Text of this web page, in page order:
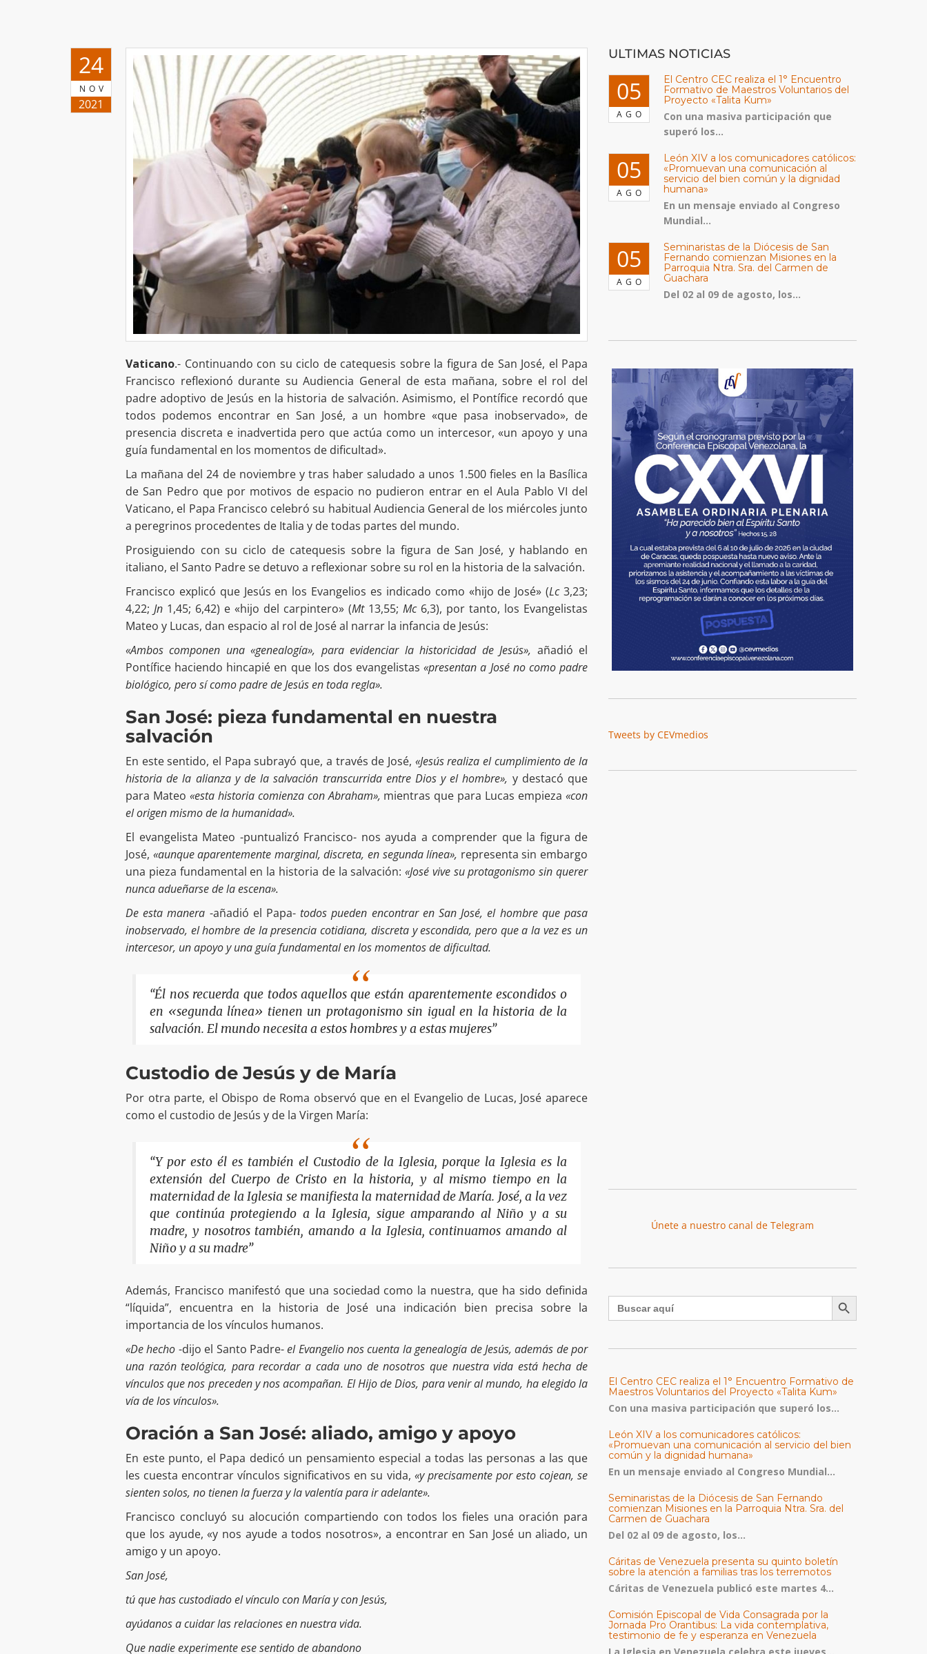
24
NOV
2021
Vaticano.- Continuando con su ciclo de catequesis sobre la figura de San José, el Papa
Francisco reflexionó durante su Audiencia General de esta mañana, sobre el rol del
padre adoptivo de Jesús en la historia de salvación. Asimismo, el Pontífice recordó que
todos podemos encontrar en San José, a un hombre «que pasa inobservado», de
presencia discreta e inadvertida pero que actúa como un intercesor, «un apoyo y una
guía fundamental en los momentos de dificultad».
La mañana del 24 de noviembre y tras haber saludado a unos 1.500 fieles en la Basílica
de San Pedro que por motivos de espacio no pudieron entrar en el Aula Pablo VI del
Vaticano, el Papa Francisco celebró su habitual Audiencia General de los miércoles junto
a peregrinos procedentes de Italia y de todas partes del mundo.
Prosiguiendo con su ciclo de catequesis sobre la figura de San José, y hablando en
italiano, el Santo Padre se detuvo a reflexionar sobre su rol en la historia de la salvación.
Francisco explicó que Jesús en los Evangelios es indicado como «hijo de José» (Lc3,23;
4,22; Jn 1,45; 6,42) e «hijo del carpintero» (Mt13,55; Mc6,3), por tanto, los Evangelistas
Mateo y Lucas, dan espacio al rol de José al narrar la infancia de Jesús:
«Ambos componen una «genealogía», para evidenciar la historicidad de Jesús», añadió el
Pontífice haciendo hincapié en que los dos evangelistas«presentan a José no como padre
biológico, pero sí como padre de Jesús en toda regla».
San José: pieza fundamental en nuestra
salvación
En este sentido, el Papa subrayó que, a través de José, «Jesús realiza el cumplimiento de la
historia de la alianza y de la salvación transcurrida entre Dios y el hombre», y destacó que
para Mateo «esta historia comienza con Abraham», mientras que para Lucas empieza«con
el origen mismo de la humanidad».
El evangelista Mateo -puntualizó Francisco- nos ayuda a comprender que la figura de
José, «aunque aparentemente marginal, discreta, en segunda línea», representa sin embargo
una pieza fundamental en la historia de la salvación:«José vive su protagonismo sin querer
nunca adueñarse de la escena».
De esta manera -añadió el Papa- todos pueden encontrar en San José, el hombre que pasa
inobservado, el hombre de la presencia cotidiana, discreta y escondida, pero que a la vez es un
intercesor, un apoyo y una guía fundamental en los momentos de dificultad.
“Él nos recuerda que todos aquellos que están aparentemente escondidos o
en «segunda línea» tienen un protagonismo sin igual en la historia de la
salvación. El mundo necesita a estos hombres y a estas mujeres”
Custodio de Jesús y de María
Por otra parte, el Obispo de Roma observó que en el Evangelio de Lucas, José aparece
como el custodio de Jesús y de la Virgen María:
“Y por esto él es también el Custodio de la Iglesia, porque la Iglesia es la
extensión del Cuerpo de Cristo en la historia, y al mismo tiempo en la
maternidad de la Iglesia se manifiesta la maternidad de María. José, a la vez
que continúa protegiendo a la Iglesia, sigue amparando al Niño y a su
madre, y nosotros también, amando a la Iglesia, continuamos amando al
Niño y a su madre”
Además, Francisco manifestó que una sociedad como la nuestra, que ha sido definida
“líquida”, encuentra en la historia de José una indicación bien precisa sobre la
importancia de los vínculos humanos.
«De hecho -dijo el Santo Padre-el Evangelio nos cuenta la genealogía de Jesús, además de por
una razón teológica, para recordar a cada uno de nosotros que nuestra vida está hecha de
vínculos que nos preceden y nos acompañan. El Hijo de Dios, para venir al mundo, ha elegido la
vía de los vínculos».
Oración a San José: aliado, amigo y apoyo
En este punto, el Papa dedicó un pensamiento especial a todas las personas a las que
les cuesta encontrar vínculos significativos en su vida, «y precisamente por esto cojean, se
sienten solos, no tienen la fuerza y la valentía para ir adelante».
Francisco concluyó su alocución compartiendo con todos los fieles una oración para
que los ayude, «y nos ayude a todos nosotros», a encontrar en San José un aliado, un
amigo y un apoyo.
San José,
tú que has custodiado el vínculo con María y con Jesús,
ayúdanos a cuidar las relaciones en nuestra vida.
Que nadie experimente ese sentido de abandono
ULTIMAS NOTICIAS
05
AGO
El Centro CEC realiza el 1° Encuentro
Formativo de Maestros Voluntarios del
Proyecto «Talita Kum»
Con una masiva participación que
superó los...
05
AGO
León XIV a los comunicadores católicos:
«Promuevan una comunicación al
servicio del bien común y la dignidad
humana»
En un mensaje enviado al Congreso
Mundial...
05
AGO
Seminaristas de la Diócesis de San
Fernando comienzan Misiones en la
Parroquia Ntra. Sra. del Carmen de
Guachara
Del 02 al 09 de agosto, los...
Tweets by CEVmedios
Únete a nuestro canal de Telegram
Buscar: Botón de búsqueda
El Centro CEC realiza el 1° Encuentro Formativo de
Maestros Voluntarios del Proyecto «Talita Kum»
Con una masiva participación que superó los...
León XIV a los comunicadores católicos:
«Promuevan una comunicación al servicio del bien
común y la dignidad humana»
En un mensaje enviado al Congreso Mundial...
Seminaristas de la Diócesis de San Fernando
comienzan Misiones en la Parroquia Ntra. Sra. del
Carmen de Guachara
Del 02 al 09 de agosto, los...
Cáritas de Venezuela presenta su quinto boletín
sobre la atención a familias tras los terremotos
Cáritas de Venezuela publicó este martes 4...
Comisión Episcopal de Vida Consagrada por la
Jornada Pro Orantibus: La vida contemplativa,
testimonio de fe y esperanza en Venezuela